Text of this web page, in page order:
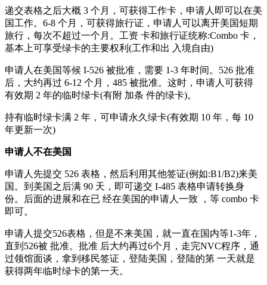
递交表格之后大概 3 个月，可获得工作卡，申请人即可以在美
国工作。6-8 个月，可获得旅行证，申请人可以离开美国短期
旅行，每次不超过一个月。工资 卡和旅行证统称:Combo 卡，
基本上可享受绿卡的主要权利(工作和出 入境自由)
申请人在美国等候 I-526 被批准，需要 1-3 年时间。526 批准
后，大约再过 6-12 个月，485 被批准。这时，申请人可获得
有效期 2 年的临时绿卡(有附 加条 件的绿卡)。
持有临时绿卡满 2 年，可申请永久绿卡(有效期 10 年，每 10
年更新一次)
申请人不在美国
申请人先提交 526 表格，然后利用其他签证(例如:B1/B2)来美
国。到美国之后满 90 天，即可递交 I-485 表格申请转换身
份。后面的进展和在已 经在美国的申请人一致 ，等 combo 卡
即可。
申请人提交526表格，但是不来美国，就一直在国内等1-3年，
直到526被 批准。批准 后大约再过6个月，走完NVC程序，通
过领馆面谈，拿到移民签证，登陆美国，登陆的第 一天就是
获得两年临时绿卡的第一天。